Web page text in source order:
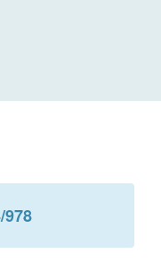
978